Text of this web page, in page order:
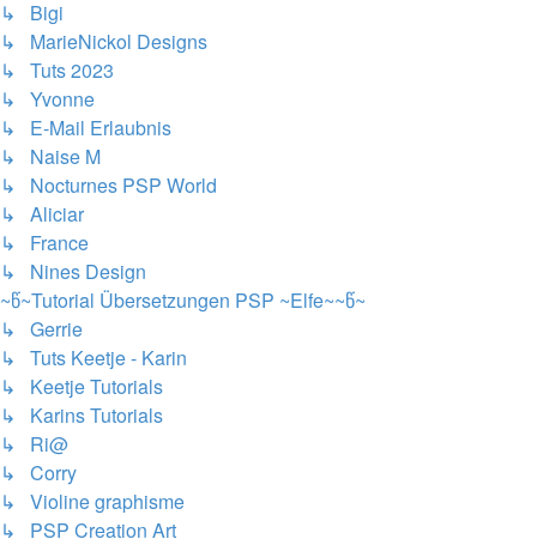
↳ Bigi
↳ MarieNickol Designs
↳ Tuts 2023
↳ Yvonne
↳ E-Mail Erlaubnis
↳ Naise M
↳ Nocturnes PSP World
↳ Aliciar
↳ France
↳ Nines Design
~წ~Tutorial Übersetzungen PSP ~Elfe~~წ~
↳ Gerrie
↳ Tuts Keetje - Karin
↳ Keetje Tutorials
↳ Karins Tutorials
↳ Ri@
↳ Corry
↳ Violine graphisme
↳ PSP Creation Art